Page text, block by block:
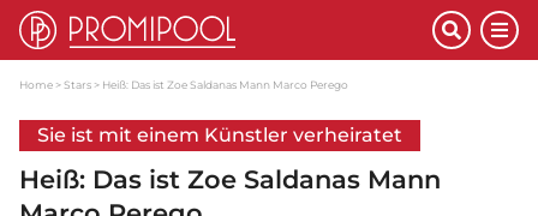
Home Stars Heiß: Das ist Zoe Saldanas Mann Marco Perego
Sie ist mit einem Künstler verheiratet
Heiß: Das ist Zoe Saldanas Mann